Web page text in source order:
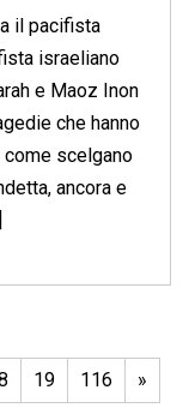
il pacifista
israeliano
e Maoz Inon
che hanno
scelgano
ancora e
19 116 »